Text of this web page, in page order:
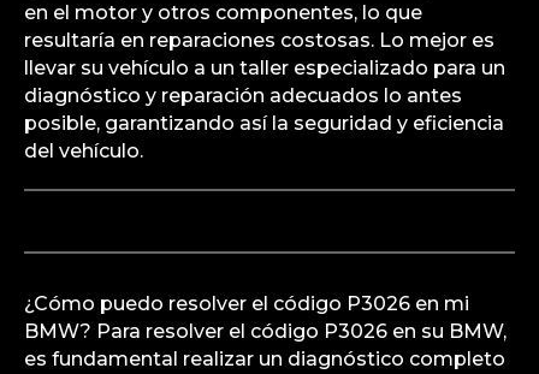
en el motor y otros componentes, lo que
resultaría en reparaciones costosas. Lo mejor es
llevar su vehículo a un taller especializado para un
diagnóstico y reparación adecuados lo antes
posible, garantizando así la seguridad y eficiencia
del vehículo.
¿Cómo puedo resolver el código P3026 en mi
BMW? Para resolver el código P3026 en su BMW,
es fundamental realizar un diagnóstico completo